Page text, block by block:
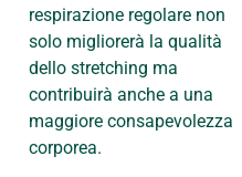
respirazione regolare non
solo migliorerà la qualità
dello stretching ma
contribuirà anche a una
maggiore consapevolezza
corporea.